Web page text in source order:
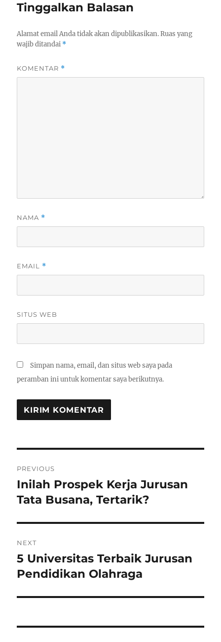
Tinggalkan Balasan
Alamat email Anda tidak akan dipublikasikan. Ruas yang
wajib ditandai *
KOMENTAR *
NAMA *
EMAIL *
SITUS WEB
Simpan nama, email, dan situs web saya pada
peramban ini untuk komentar saya berikutnya.
pos
PREVIOUS
Previous
post:
Inilah Prospek Kerja Jurusan
Tata Busana, Tertarik?
NEXT
Next
post:
5 Universitas Terbaik Jurusan
Pendidikan Olahraga